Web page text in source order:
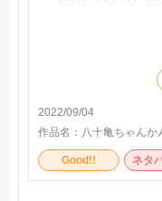
2022/09/04
作品名： 八十亀ちゃんか
Good!! ネタ